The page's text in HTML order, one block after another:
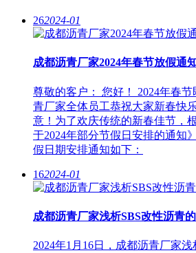
262024-01
成都沥青厂家2024年春节放假通
尊敬的客户： 您好！ 2024年春
青厂家全体员工恭祝大家新春快
意！为了欢庆传统的新春佳节，
于2024年部分节假日安排的通知
假日期安排通知如下：
162024-01
成都沥青厂家浅析SBS改性沥青
2024年1月16日，成都沥青厂家